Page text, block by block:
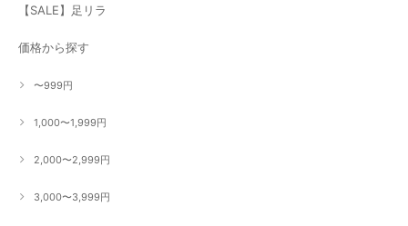
【SALE】足リラ
価格から探す
〜999円
1,000〜1,999円
2,000〜2,999円
3,000〜3,999円